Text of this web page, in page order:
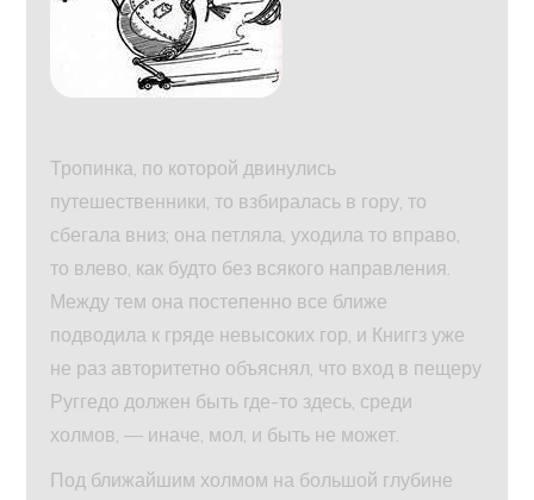
Тропинка, по которой двинулись
путешественники, то взбиралась в гору, то
сбегала вниз; она петляла, уходила то вправо,
то влево, как будто без всякого направления.
Между тем она постепенно все ближе
подводила к гряде невысоких гор, и Книггз уже
не раз авторитетно объяснял, что вход в пещеру
Руггедо должен быть где-то здесь, среди
холмов, — иначе, мол, и быть не может.
Под ближайшим холмом на большой глубине